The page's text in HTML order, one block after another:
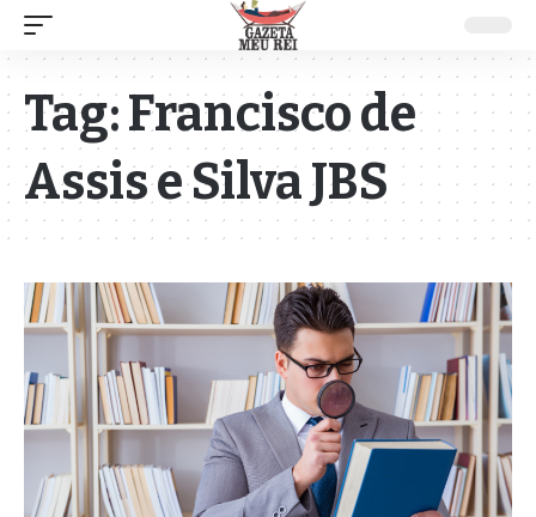
Tag:Francisco de
Assis e Silva JBS